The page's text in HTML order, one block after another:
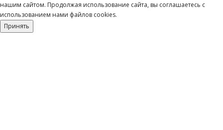
нашим сайтом. Продолжая использование сайта, вы соглашаетесь c
использованием нами файлов cookies.
Принять